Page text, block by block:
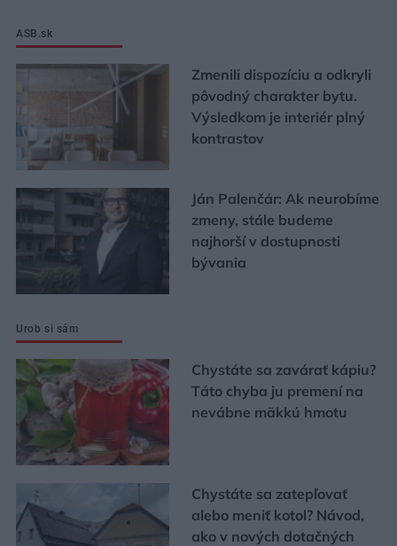
ASB.sk
Zmenili dispozíciu a odkryli
pôvodný charakter bytu.
Výsledkom je interiér plný
kontrastov
Ján Palenčár: Ak neurobíme
zmeny, stále budeme
najhorší v dostupnosti
bývania
Urob si sám
Chystáte sa zavárať kápiu?
Táto chyba ju premení na
nevábne mäkkú hmotu
Chystáte sa zatepľovať
alebo meniť kotol? Návod,
ako v nových dotačných